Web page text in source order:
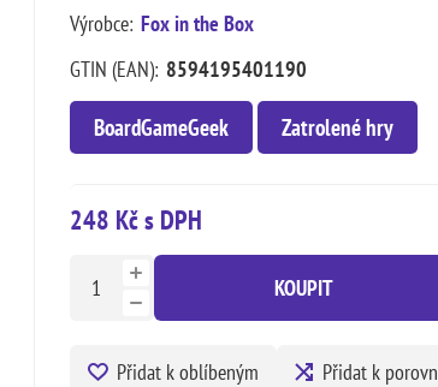
Výrobce: Fox in the Box
GTIN (EAN): 8594195401190
BoardGameGeek Zatrolené hry
248 Kč s DPH
KOUPIT
Přidat k oblíbeným Přidat k